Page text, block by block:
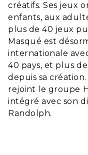
créatifs. Ses jeux
enfants, aux
plus de 40 jeux
Masqué est
internationale
40 pays, et plus
depuis sa
rejoint le groupe
intégré avec son
Randolph.